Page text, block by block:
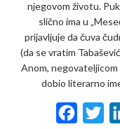
njegovom životu.
slično ima u
prijavljuje da čuva
(da se vratim
Anom, negovateljicom
dobio literarno